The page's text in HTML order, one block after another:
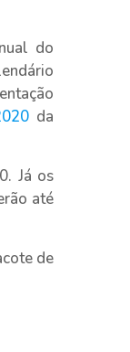
do
da
Já os
até
de